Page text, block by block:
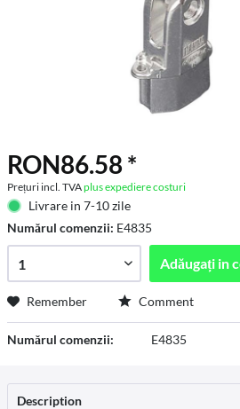
RON86.58 *
Prețuri incl. TVAplus expediere costuri
Livrare in 7-10 zile
Numărul comenzii: E4835
Adăugați in
Remember Comment
Numărul comenzii: E4835
Description